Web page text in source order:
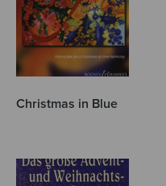
Christmas in Blue